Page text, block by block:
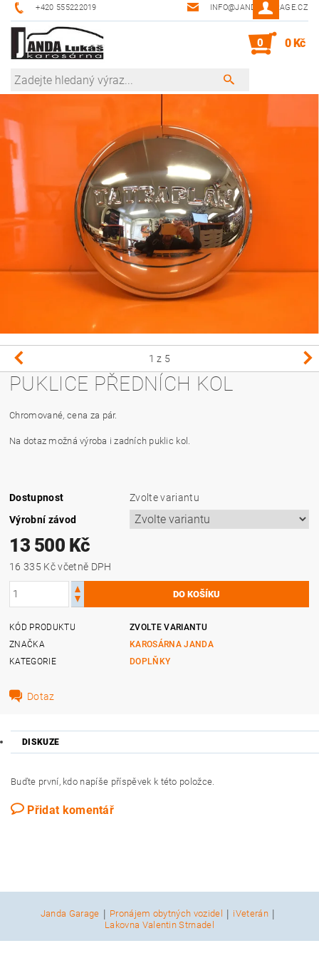
+420 555222019 INFO@JANDA-GARAGE.CZ
0 0 Kč
1 z 5
PUKLICE PŘEDNÍCH KOL
Chromované, cena za pár.
Na dotaz možná výroba i zadních puklic kol.
Dostupnost
Zvolte variantu
Výrobní závod
13 500 Kč
16 335 Kč včetně DPH
KÓD PRODUKTU
ZVOLTE VARIANTU
ZNAČKA
KAROSÁRNA JANDA
KATEGORIE
DOPLŇKY
Dotaz
DISKUZE
Buďte první, kdo napíše příspěvek k této položce.
Přidat komentář
Janda Garage | Pronájem obytných vozidel | iVeterán |
Lakovna Valentin Strnadel